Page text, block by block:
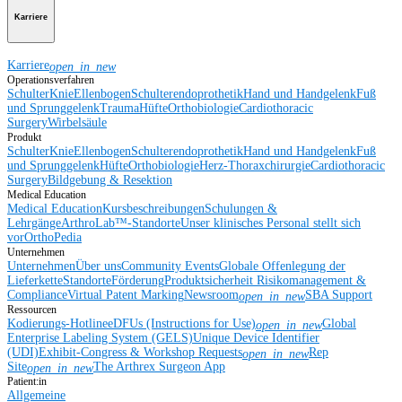
Karriere
Karriereopen_in_new
Operationsverfahren
SchulterKnieEllenbogenSchulterendoprothetikHand und HandgelenkFuß
und SprunggelenkTraumaHüfteOrthobiologieCardiothoracic
SurgeryWirbelsäule
Produkt
SchulterKnieEllenbogenSchulterendoprothetikHand und HandgelenkFuß
und SprunggelenkHüfteOrthobiologieHerz-ThoraxchirurgieCardiothoracic
SurgeryBildgebung & Resektion
Medical Education
Medical EducationKursbeschreibungenSchulungen &
LehrgängeArthroLab™-StandorteUnser klinisches Personal stellt sich
vorOrthoPedia
Unternehmen
UnternehmenÜber unsCommunity EventsGlobale Offenlegung der
LieferketteStandorteFörderungProduktsicherheit Risikomanagement &
ComplianceVirtual Patent MarkingNewsroomopen_in_newSBA Support
Ressourcen
Kodierungs-HotlineeDFUs (Instructions for Use)open_in_newGlobal
Enterprise Labeling System (GELS)Unique Device Identifier
(UDI)Exhibit-Congress & Workshop Requestsopen_in_newRep
Siteopen_in_newThe Arthrex Surgeon App
Patient:in
Allgemeine